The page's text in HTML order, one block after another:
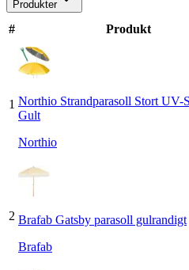
Produkter
# Produkt
1 Northio Strandparasoll Stort UV-
Gult
Northio
2 Brafab Gatsby parasoll gulrandigt
Brafab